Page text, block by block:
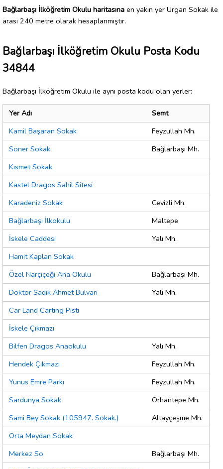
Bağlarbaşı İlköğretim Okulu haritasına en yakın yer Urgan Sokak ile
arası 240 metre olarak hesaplanmıştır.
Bağlarbaşı İlköğretim Okulu Posta Kodu
34844
Bağlarbaşı İlköğretim Okulu ile aynı posta kodu olan yerler:
Yer Adı
Semt
Kamil Başaran Sokak
Feyzullah Mh.
Soner Sokak
Bağlarbaşı Mh.
Kısmet Sokak
Kastel Dragos Sahil Sitesi
Karadeniz Sokak
Cevizli Mh.
Bağlarbaşı İlkokulu
Maltepe
İskele Caddesi
Yalı Mh.
Hamit Kaplan Sokak
Özel Narçiçeği Ana Okulu
Bağlarbaşı Mh.
Doktor Sadık Ahmet Bulvarı
Yalı Mh.
Car Land Carting Pisti
İskele Çıkmazı
Bilfen Dragos Anaokulu
Yalı Mh.
Hendek Çıkmazı
Feyzullah Mh.
Yunus Emre Parkı
Feyzullah Mh.
Sardunya Sokak
Orhantepe Mh.
Sami Bey Sokak (105947. Sokak.)
Altayçeşme Mh.
Orta Meydan Sokak
Merkez So
Bağlarbaşı Mh.